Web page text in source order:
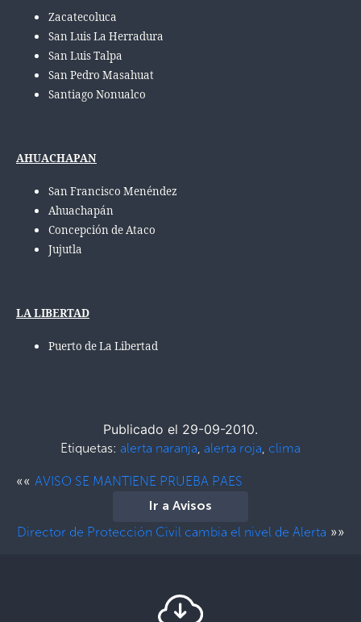
Zacatecoluca
San Luis La Herradura
San Luis Talpa
San Pedro Masahuat
Santiago Nonualco
AHUACHAPAN
San Francisco Menéndez
Ahuachapán
Concepción de Ataco
Jujutla
LA LIBERTAD
Puerto de La Libertad
Publicado el 29-09-2010.
Etiquetas: alerta naranja, alerta roja, clima
«« AVISO SE MANTIENE PRUEBA PAES
Ir a Avisos
Director de Protección Civil cambia el nivel de Alerta »»